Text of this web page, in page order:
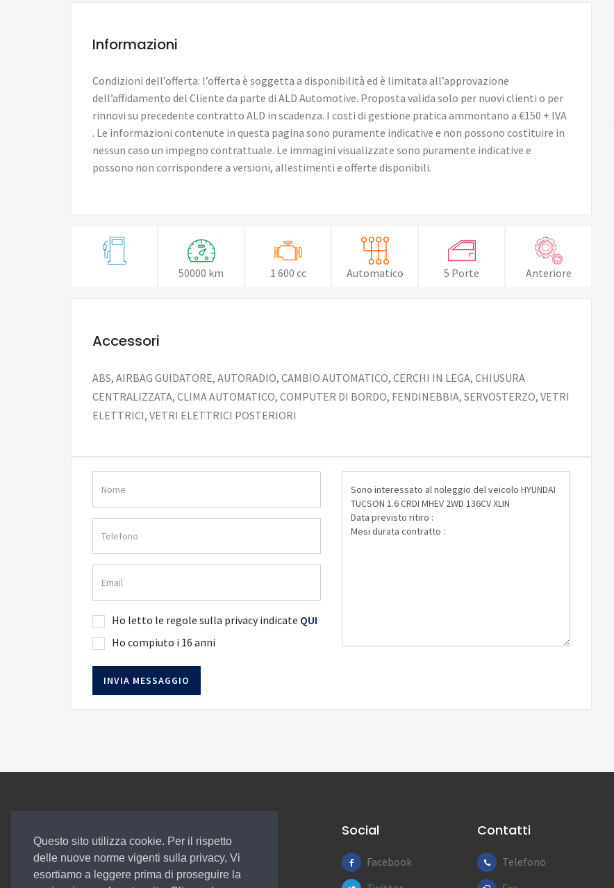
Questo sito utilizza cookie. Per il rispetto
delle nuove norme vigenti sulla privacy, Vi
esortiamo a leggere prima di proseguire la
Informazioni
Condizioni dell’offerta: l’offerta è soggetta a disponibilità ed è limitata all’approvazione
dell’affidamento del Cliente da parte di ALD Automotive. Proposta valida solo per nuovi clienti o per
rinnovi su precedente contratto ALD in scadenza. I costi di gestione pratica ammontano a €150 + IVA
. Le informazioni contenute in questa pagina sono puramente indicative e non possono costituire in
nessun caso un impegno contrattuale. Le immagini visualizzate sono puramente indicative e
possono non corrispondere a versioni, allestimenti e offerte disponibili.
50000 km 1 600 cc Automatico 5 Porte Anteriore
Accessori
ABS, AIRBAG GUIDATORE, AUTORADIO, CAMBIO AUTOMATICO, CERCHI IN LEGA, CHIUSURA
CENTRALIZZATA, CLIMA AUTOMATICO, COMPUTER DI BORDO, FENDINEBBIA, SERVOSTERZO, VETRI
ELETTRICI, VETRI ELETTRICI POSTERIORI
Ho letto le regole sulla privacy indicate QUI
Ho compiuto i 16 anni
WEBAUTO la soluzione web di EGAUTO.
Social
Facebook
Contatti
Telefono